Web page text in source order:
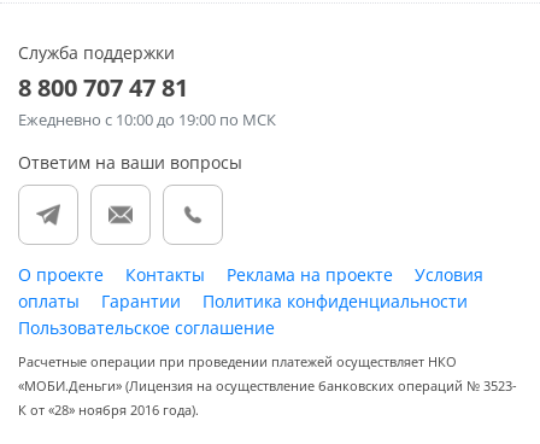
Служба поддержки
8 800 707 47 81
Ежедневно с 10:00 до 19:00 по МСК
Ответим на ваши вопросы
О проекте Контакты Реклама на проекте
Условия
оплаты
Гарантии
Политика конфиденциальности
Пользовательское соглашение
Расчетные операции при проведении платежей осуществляет НКО
«МОБИ.Деньги» (Лицензия на осуществление банковских операций № 3523-
К от «28» ноября 2016 года).